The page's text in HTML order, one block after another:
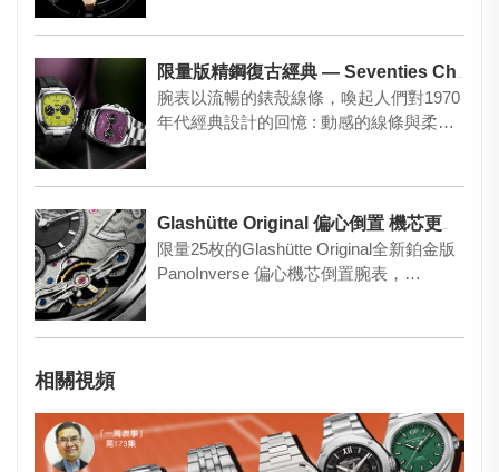
限量版精鋼復古經典 — Seventies Chronograph Panorama Date
腕表以流暢的錶殼線條，喚起人們對1970
年代經典設計的回憶 : 動感的線條與柔和
Glashütte Original 偏心倒置 機芯更好看
限量25枚的Glashütte Original全新鉑金版
PanoInverse 偏心機芯倒置腕表，…
相關視頻